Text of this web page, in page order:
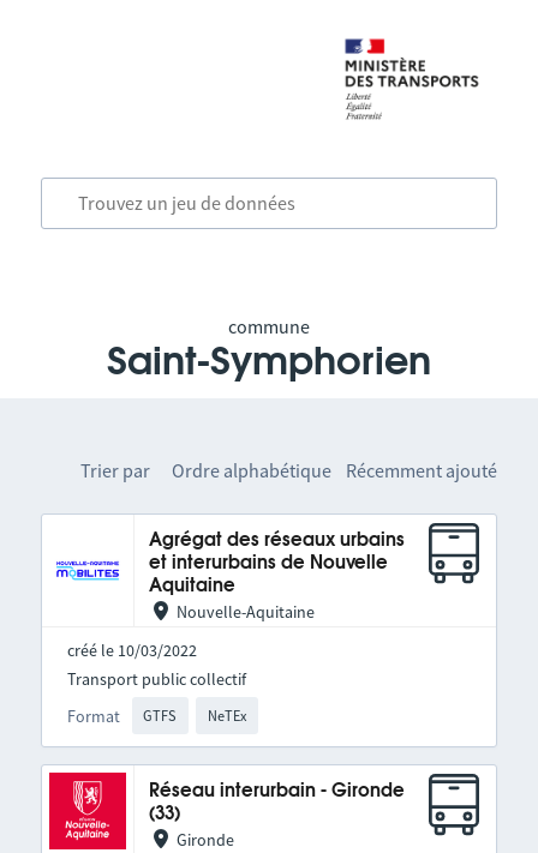
commune
Saint-Symphorien
Trier par Ordre alphabétique Récemment ajouté
Agrégat des réseaux urbains
et interurbains de Nouvelle
Aquitaine
Nouvelle-Aquitaine
créé le 10/03/2022
Format GTFS NeTEx
Transport public collectif
Réseau interurbain - Gironde
(33)
Gironde